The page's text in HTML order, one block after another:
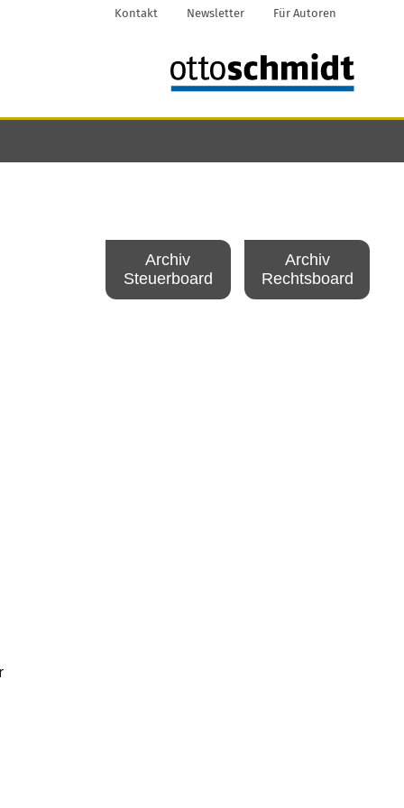
Kontakt Newsletter Für Autoren
Archiv
Steuerboard
Archiv
Rechtsboard